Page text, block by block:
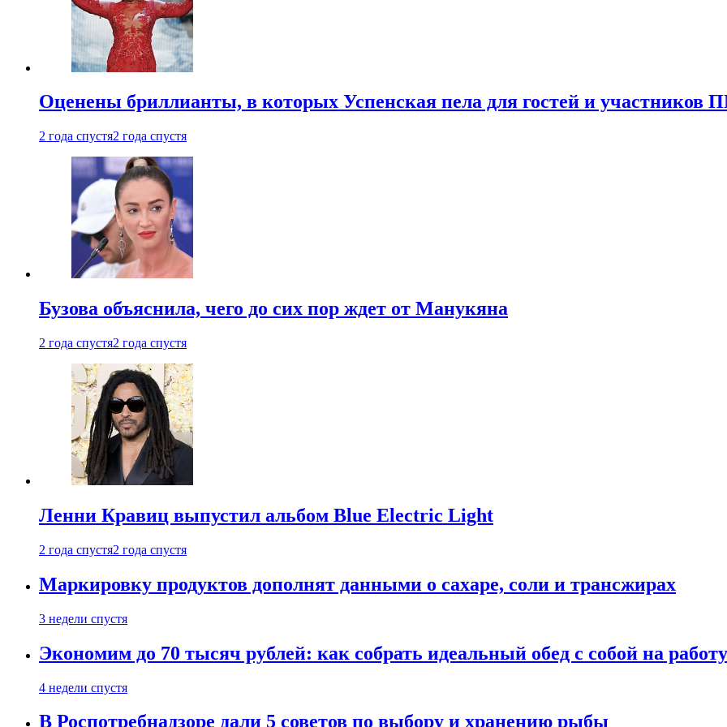
Оценены бриллианты, в которых Успенская пела для гостей и
2 года спустя2 года спустя
Бузова объяснила, чего до сих пор ждет от Манукяна
2 года спустя2 года спустя
Ленни Кравиц выпустил альбом Blue Electric Light
2 года спустя2 года спустя
Маркировку продуктов дополнят данными о сахаре, соли и трансжирах
3 недели спустя
Экономим до 70 тысяч рублей: как собрать идеальный обед с собой на работу
4 недели спустя
В Роспотребнадзоре дали 5 советов по выбору и хранению рыбы